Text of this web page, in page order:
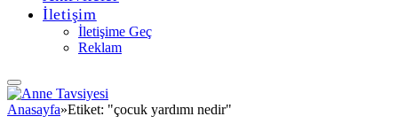
İletişim
İletişime Geç
Reklam
Anasayfa»Etiket: "çocuk yardımı nedir"